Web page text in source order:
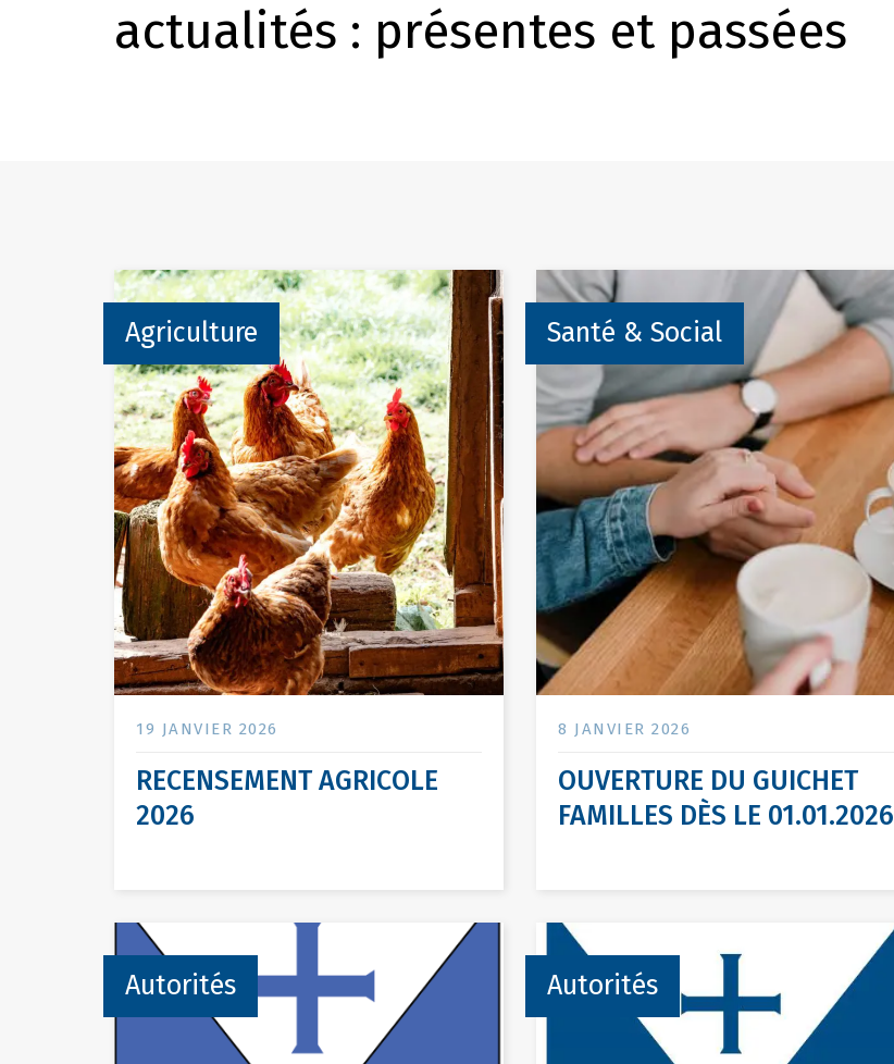
actualités : présentes et passées
Agriculture
19 JANVIER 2026
RECENSEMENT AGRICOLE
2026
Santé & Social
8 JANVIER 2026
OUVERTURE DU GUICHET
FAMILLES DÈS LE 01.01.2026
Autorités Autorités